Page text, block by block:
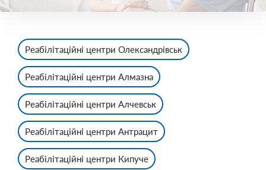
Реабілітаційні центри Олександрівськ
Реабілітаційні центри Алмазна
Реабілітаційні центри Алчевськ
Реабілітаційні центри Антрацит
Реабілітаційні центри Кипуче